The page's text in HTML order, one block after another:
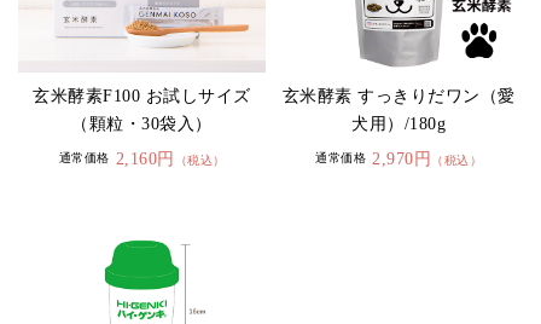
玄米酵素F100 お試しサイズ
（顆粒・30袋入）
通常価格 2,160円 （税込）
玄米酵素 すっきりだワン（愛
犬用）/180g
通常価格 2,970円 （税込）